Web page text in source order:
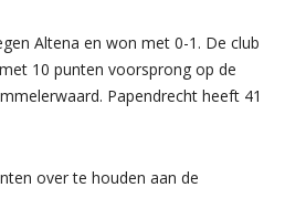
Altena en won met 0-1. De club
10 punten voorsprong op de
Papendrecht heeft 41
over te houden aan de